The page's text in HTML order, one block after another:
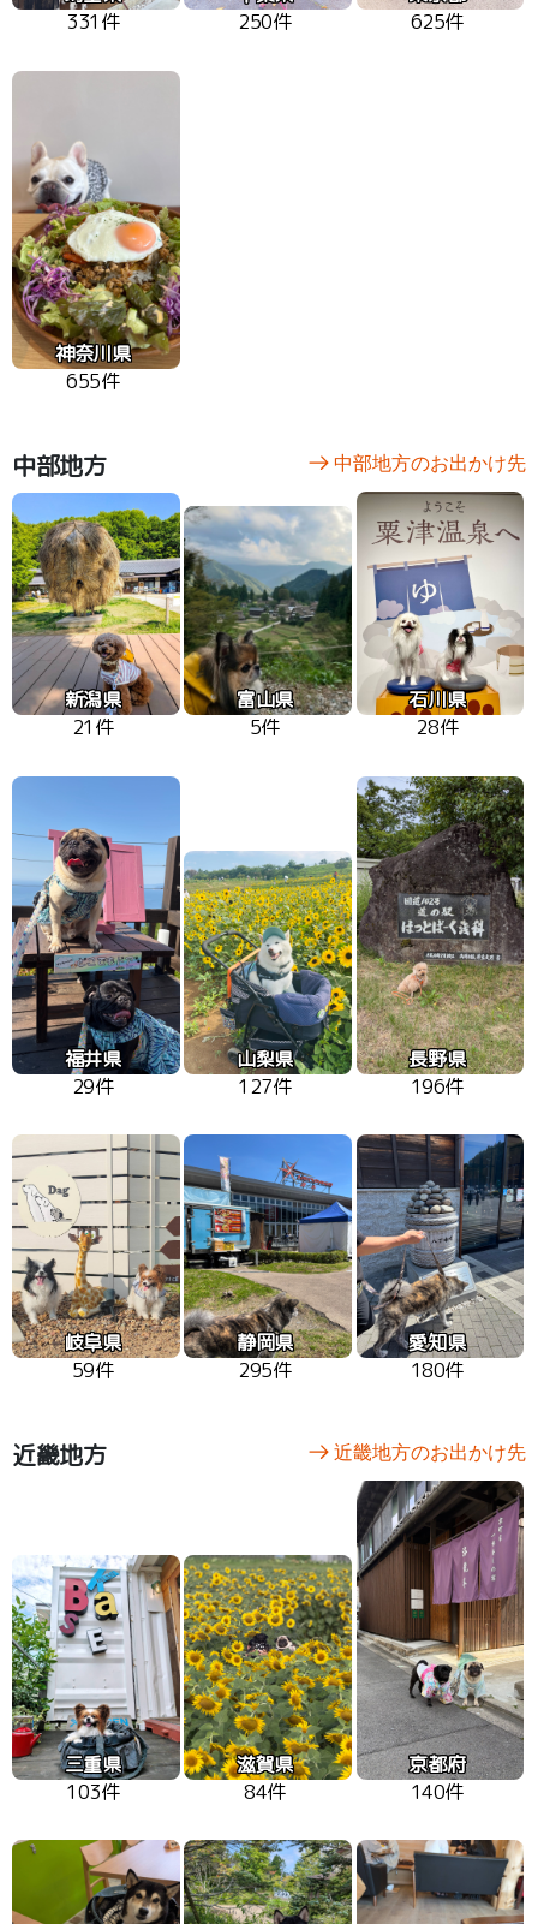
331件
250件
625件
神奈川県
655件
中部地方 中部地方のお出かけ先
新潟県
21件
富山県
5件
石川県
28件
福井県
29件
山梨県
127件
長野県
196件
岐阜県
59件
静岡県
295件
愛知県
180件
近畿地方 近畿地方のお出かけ先
三重県
103件
滋賀県
84件
京都府
140件